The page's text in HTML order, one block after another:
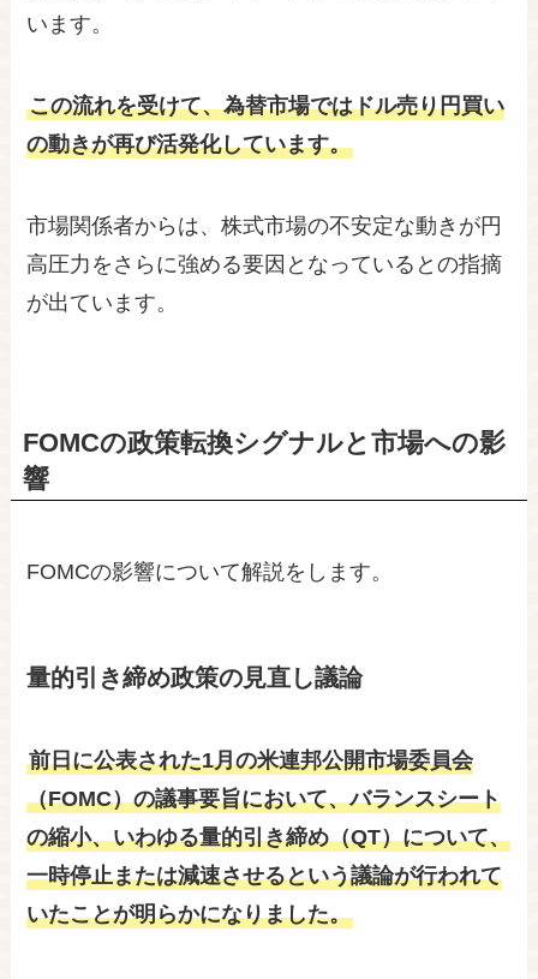
います。
この流れを受けて、為替市場ではドル売り円買い
の動きが再び活発化しています。
市場関係者からは、株式市場の不安定な動きが円
高圧力をさらに強める要因となっているとの指摘
が出ています。
FOMCの政策転換シグナルと市場への影
響
FOMCの影響について解説をします。
量的引き締め政策の見直し議論
前日に公表された1月の米連邦公開市場委員会
（FOMC）の議事要旨において、バランスシート
の縮小、いわゆる量的引き締め（QT）について、
一時停止または減速させるという議論が行われて
いたことが明らかになりました。